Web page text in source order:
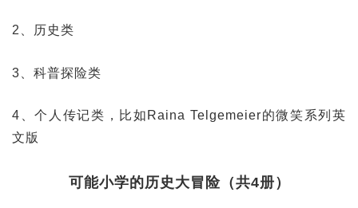
2、历史类
3、科普探险类
4、个人传记类，比如Raina Telgemeier的微笑系列英
文版
可能小学的历史大冒险（共4册）